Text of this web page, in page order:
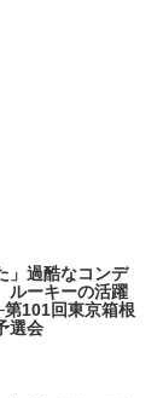
」過酷なコンデ
ルーキーの活躍
101回東京箱根
選会